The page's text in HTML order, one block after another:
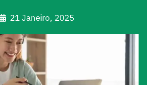
21 Janeiro, 2025